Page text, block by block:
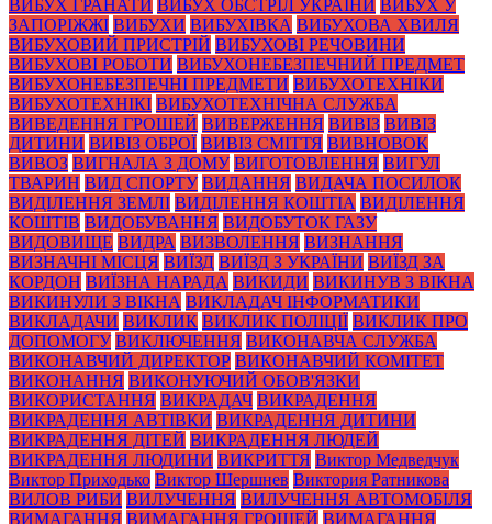
ВИБУХ ГРАНАТИ ВИБУХ ОБСТРІЛ УКРАЇНИ ВИБУХ У
ЗАПОРІЖЖІ ВИБУХИ ВИБУХІВКА ВИБУХОВА ХВИЛЯ
ВИБУХОВИЙ ПРИСТРІЙ ВИБУХОВІ РЕЧОВИНИ
ВИБУХОВІ РОБОТИ ВИБУХОНЕБЕЗПЕЧНИЙ ПРЕДМЕТ
ВИБУХОНЕБЕЗПЕЧНІ ПРЕДМЕТИ ВИБУХОТЕХНІКИ
ВИБУХОТЕХНІКІ ВИБУХОТЕХНІЧНА СЛУЖБА
ВИВЕДЕННЯ ГРОШЕЙ ВИВЕРЖЕННЯ ВИВІЗ ВИВІЗ
ДИТИНИ ВИВІЗ ОБРОЇ ВИВІЗ СМІТТЯ ВИВНОВОК
ВИВОЗ ВИГНАЛА З ДОМУ ВИГОТОВЛЕННЯ ВИГУЛ
ТВАРИН ВИД СПОРТУ ВИДАННЯ ВИДАЧА ПОСИЛОК
ВИДІЛЕННЯ ЗЕМЛІ ВИДІЛЕННЯ КОШТІА ВИДІЛЕННЯ
КОШТІВ ВИДОБУВАННЯ ВИДОБУТОК ГАЗУ
ВИДОВИЩЕ ВИДРА ВИЗВОЛЕННЯ ВИЗНАННЯ
ВИЗНАЧНІ МІСЦЯ ВИЇЗД ВИЇЗД З УКРАЇНИ ВИЇЗД ЗА
КОРДОН ВИЇЗНА НАРАДА ВИКИДИ ВИКИНУВ З ВІКНА
ВИКИНУЛИ З ВІКНА ВИКЛАДАЧ ІНФОРМАТИКИ
ВИКЛАДАЧИ ВИКЛИК ВИКЛИК ПОЛІЦІЇ ВИКЛИК ПРО
ДОПОМОГУ ВИКЛЮЧЕННЯ ВИКОНАВЧА СЛУЖБА
ВИКОНАВЧИЙ ДИРЕКТОР ВИКОНАВЧИЙ КОМІТЕТ
ВИКОНАННЯ ВИКОНУЮЧИЙ ОБОВ'ЯЗКИ
ВИКОРИСТАННЯ ВИКРАДАЧ ВИКРАДЕННЯ
ВИКРАДЕННЯ АВТІВКИ ВИКРАДЕННЯ ДИТИНИ
ВИКРАДЕННЯ ДІТЕЙ ВИКРАДЕННЯ ЛЮДЕЙ
ВИКРАДЕННЯ ЛЮДИНИ ВИКРИТТЯ Виктор Медведчук
Виктор Приходько Виктор Шершнев Виктория Ратникова
ВИЛОВ РИБИ ВИЛУЧЕННЯ ВИЛУЧЕННЯ АВТОМОБІЛЯ
ВИМАГАННЯ ВИМАГАННЯ ГРОШЕЙ ВИМАГАННЯ